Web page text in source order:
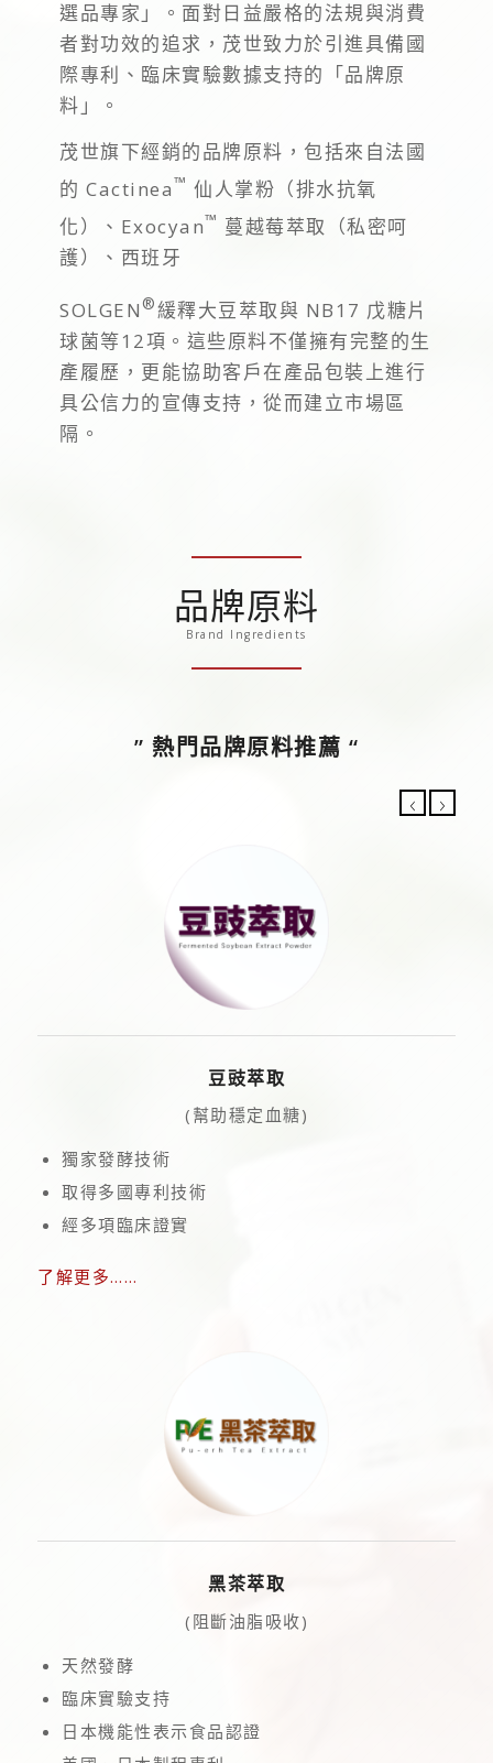
選品專家」。面對日益嚴格的法規與消費
者對功效的追求，茂世致力於引進具備國
際專利、臨床實驗數據支持的「品牌原
料」。
茂世旗下經銷的品牌原料，包括來自法國
的 Cactinea™ 仙人掌粉（排水抗氧
化）、Exocyan™ 蔓越莓萃取（私密呵
護）、西班牙
SOLGEN®緩釋大豆萃取與 NB17 戊糖片
球菌等12項。這些原料不僅擁有完整的生
產履歷，更能協助客戶在產品包裝上進行
具公信力的宣傳支持，從而建立市場區
隔。
品牌原料
Brand Ingredients
” 熱門品牌原料推薦 “
豆豉萃取
(幫助穩定血糖)
獨家發酵技術
取得多國專利技術
經多項臨床證實
了解更多……
黑茶萃取
(阻斷油脂吸收)
天然發酵
臨床實驗支持
日本機能性表示食品認證